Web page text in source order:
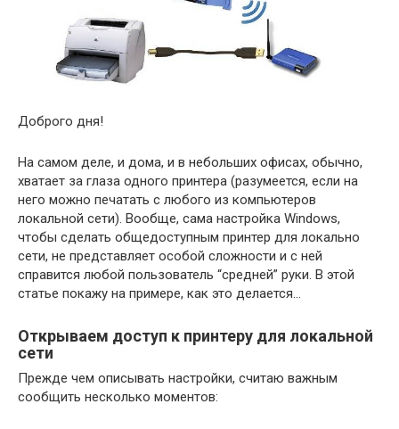
Доброго дня!
На самом деле, и дома, и в небольших офисах, обычно,
хватает за глаза одного принтера (разумеется, если на
него можно печатать с любого из компьютеров
локальной сети). Вообще, сама настройка Windows,
чтобы сделать общедоступным принтер для локально
сети, не представляет особой сложности и с ней
справится любой пользователь “средней” руки. В этой
статье покажу на примере, как это делается…
Открываем доступ к принтеру для локальной
сети
Прежде чем описывать настройки, считаю важным
сообщить несколько моментов: